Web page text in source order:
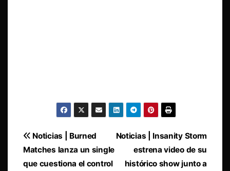
Navegación
de
Noticias | Insanity Storm
estrena video de su
histórico show junto a
Noticias | Burned
Matches lanza un single
que cuestiona el control